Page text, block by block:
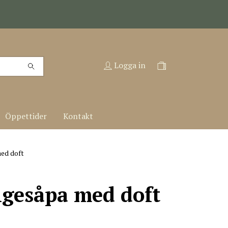
Logga in
Öppettider Kontakt
doft
med doft